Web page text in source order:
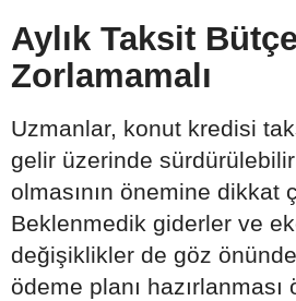
Aylık Taksit
Zorlamamalı
Uzmanlar, konut kredisi
gelir üzerinde
olmasının önemine dikkat
Beklenmedik giderler ve
değişiklikler de göz
ödeme planı hazırlanması